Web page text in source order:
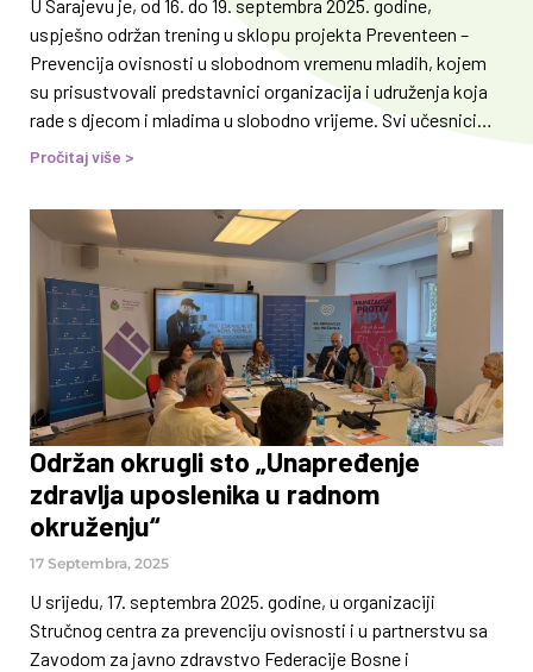
U Sarajevu je, od 16. do 19. septembra 2025. godine,
uspješno održan trening u sklopu projekta Preventeen –
Prevencija ovisnosti u slobodnom vremenu mladih, kojem
su prisustvovali predstavnici organizacija i udruženja koja
rade s djecom i mladima u slobodno vrijeme. Svi učesnici
imali su priliku produbiti svoja znanja o prevenciji ovisnosti
dana intenzivnih radionica i predavanja, obrađene su
različite teme – od naučno zasnovane prevencije,
međunarodnih standarda i epidemiologije, do omladinskog
rada i liderstva. Sudionici su stekli korisne smjernice koje
Pročitaj više >
Održan okrugli sto „Unapređenje
zdravlja uposlenika u radnom
okruženju“
17 Septembra, 2025
U srijedu, 17. septembra 2025. godine, u organizaciji
Stručnog centra za prevenciju ovisnosti i u partnerstvu sa
Zavodom za javno zdravstvo Federacije Bosne i